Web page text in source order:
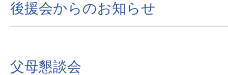
後援会からのお知らせ
父母懇談会